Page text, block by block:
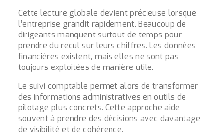
Cette lecture globale devient précieuse lorsque
l’entreprise grandit rapidement. Beaucoup de
dirigeants manquent surtout de temps pour
prendre du recul sur leurs chiffres. Les données
financières existent, mais elles ne sont pas
toujours exploitées de manière utile.
Le suivi comptable permet alors de transformer
des informations administratives en outils de
pilotage plus concrets. Cette approche aide
souvent à prendre des décisions avec davantage
de visibilité et de cohérence.